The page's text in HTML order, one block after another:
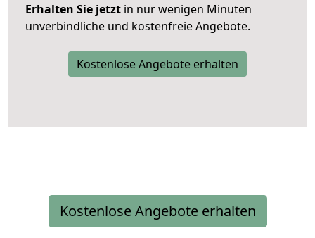
Erhalten Sie jetzt in nur wenigen Minuten
unverbindliche und kostenfreie Angebote.
Kostenlose Angebote erhalten
Kostenlose Angebote erhalten